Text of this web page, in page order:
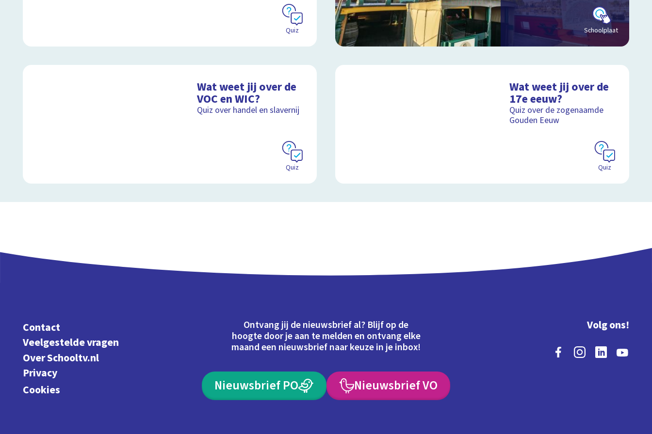
Quiz Schoolplaat
Wat weet jij over de
VOC en WIC?
Quiz over handel en slavernij
Quiz
Wat weet jij over de
17e eeuw?
Quiz over de zogenaamde
Gouden Eeuw
Quiz
Contact
Veelgestelde vragen
Over Schooltv.nl
Privacy
Cookies
Ontvang jij de nieuwsbrief al? Blijf op de
hoogte door je aan te melden en ontvang elke
maand een nieuwsbrief naar keuze in je inbox!
Nieuwsbrief PO Nieuwsbrief VO
Volg ons!